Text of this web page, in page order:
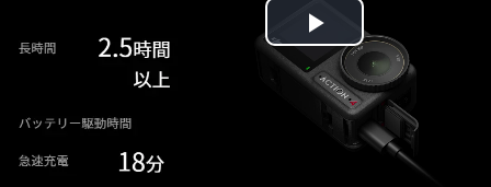
Play
Video